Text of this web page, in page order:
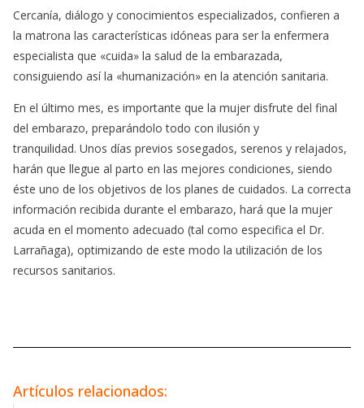
Cercanía, diálogo y conocimientos especializados, confieren a
la matrona las características idóneas para ser la enfermera
especialista que «cuida» la salud de la embarazada,
consiguiendo así la «humanización» en la atención sanitaria.
En el último mes, es importante que la mujer disfrute del final
del embarazo, preparándolo todo con ilusión y
tranquilidad. Unos días previos sosegados, serenos y relajados,
harán que llegue al parto en las mejores condiciones, siendo
éste uno de los objetivos de los planes de cuidados. La correcta
información recibida durante el embarazo, hará que la mujer
acuda en el momento adecuado (tal como especifica el Dr.
Larrañaga), optimizando de este modo la utilización de los
recursos sanitarios.
Artículos relacionados: